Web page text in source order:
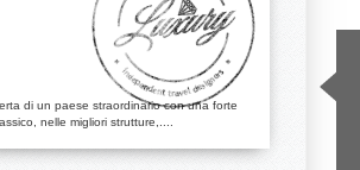
di un paese straordinario con una forte
nelle migliori strutture,....